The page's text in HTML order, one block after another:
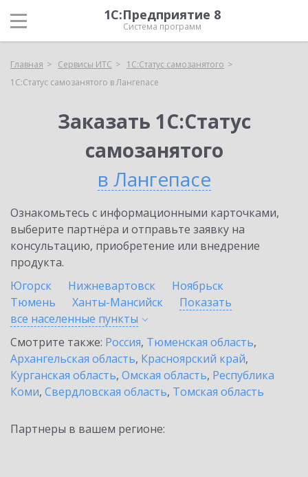
1С:Предприятие 8
Система программ
Главная Сервисы ИТС
1С:Статус самозанятого
1С:Статус самозанятого в Лангепасе
Заказать 1С:Статус
самозанятого
в Лангепасе
Ознакомьтесь с информационными карточками,
выберите партнёра и отправьте заявку на
консультацию, приобретение или внедрение
продукта.
Югорск
Нижневартовск
Ноябрьск
Тюмень
Ханты-Мансийск
Показать
все населенные пункты
Смотрите также: Россия, Тюменская область,
Архангельская область, Красноярский край,
Курганская область, Омская область, Республика
Коми, Свердловская область, Томская область
Партнеры в вашем регионе: